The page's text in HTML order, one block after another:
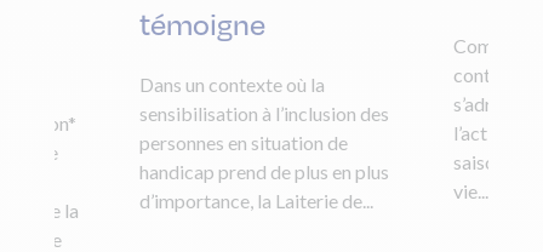
million*
de
de la
ce
témoigne
Dans un contexte où la
sensibilisation à l’inclusion des
personnes en situation de
handicap prend de plus en plus
d’importance, la Laiterie de...
Comme
contrat
s’adresse
l’activité
saisons
vie...